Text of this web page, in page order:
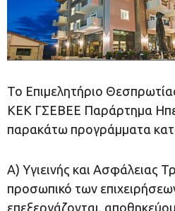
Το Επιμελητήριο
ΚΕΚ ΓΣΕΒΕΕ Παράρτημα
παρακάτω προγράμματα
Α) Υγιεινής και Ασφάλειας
προσωπικό των
επεξεργάζονται,